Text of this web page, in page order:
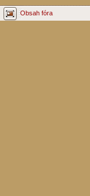
Obsah fóra